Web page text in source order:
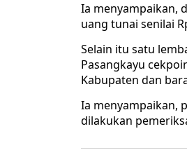
Ia menyampaikan,
uang tunai senilai
Selain itu satu
Pasangkayu
Kabupaten dan
Ia menyampaikan,
dilakukan